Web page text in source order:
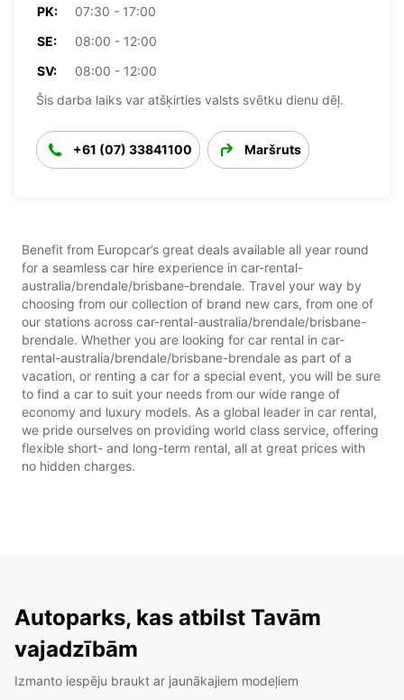
PK:
07:30 - 17:00
SE:
08:00 - 12:00
SV:
08:00 - 12:00
Šis darba laiks var atšķirties valsts svētku dienu dēļ.
+61 (07) 33841100 Maršruts
Benefit from Europcar’s great deals available all year round
for a seamless car hire experience in car-rental-
australia/brendale/brisbane-brendale. Travel your way by
choosing from our collection of brand new cars, from one of
our stations across car-rental-australia/brendale/brisbane-
brendale. Whether you are looking for car rental in car-
rental-australia/brendale/brisbane-brendale as part of a
vacation, or renting a car for a special event, you will be sure
to find a car to suit your needs from our wide range of
economy and luxury models. As a global leader in car rental,
we pride ourselves on providing world class service, offering
flexible short- and long-term rental, all at great prices with
no hidden charges.
Autoparks, kas atbilst Tavām
vajadzībām
Izmanto iespēju braukt ar jaunākajiem modeļiem